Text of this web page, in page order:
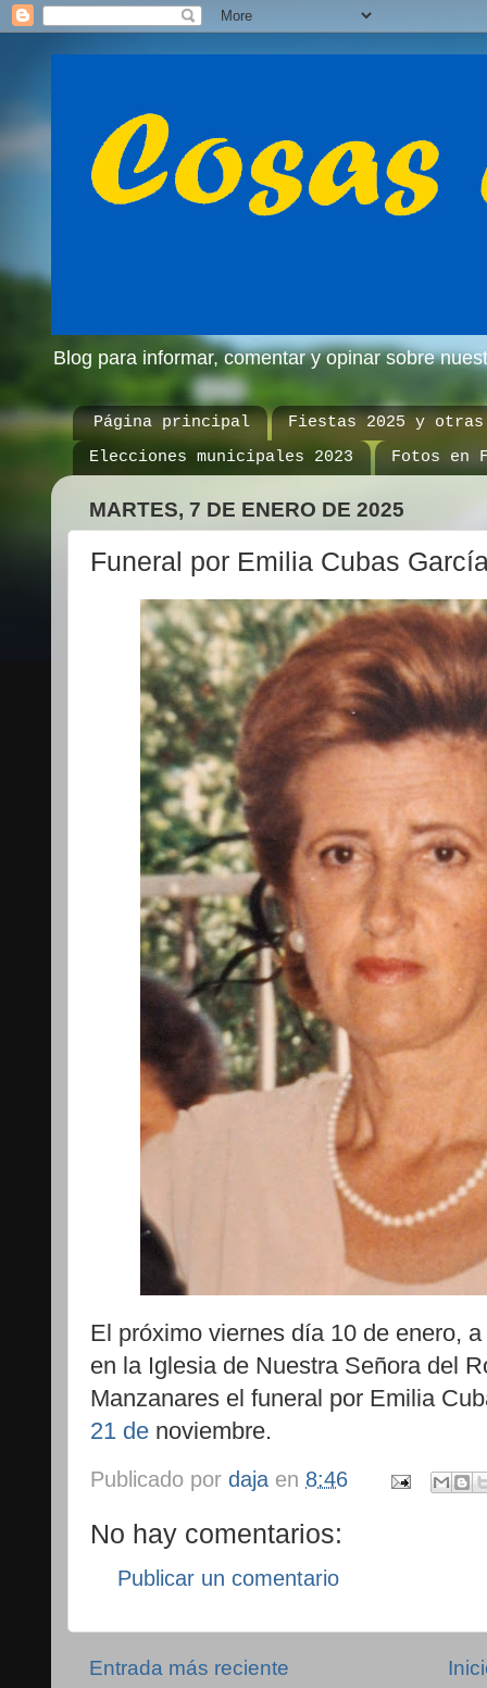
Blog para informar, comentar y opinar sobre
Página principal
Fiestas 2025 y otras
Elecciones municipales 2023
Fotos en
MARTES, 7 DE ENERO DE 2025
Funeral por Emilia Cubas
El próximo viernes día 10 de enero,
en la Iglesia de Nuestra Señora del
Manzanares el funeral por Emilia
21 de noviembre.
Publicado por daja en 8:46
No hay comentarios:
Publicar un comentario
Entrada más reciente